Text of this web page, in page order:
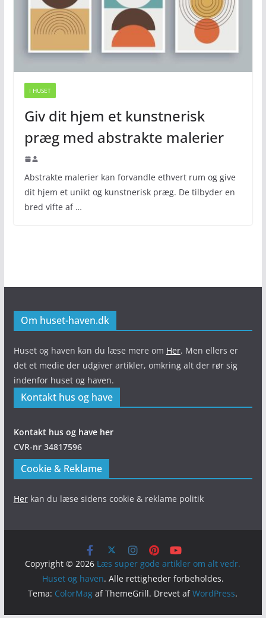
I HUSET
Giv dit hjem et kunstnerisk
præg med abstrakte malerier
Abstrakte malerier kan forvandle ethvert rum og give
dit hjem et unikt og kunstnerisk præg. De tilbyder en
bred vifte af …
Om huset-haven.dk
Huset og haven kan du læse mere om Her. Men ellers er
det et medie der udgiver artikler, omkring alt der rør sig
indenfor huset og haven.
Kontakt hus og have
Kontakt hus og have her
CVR-nr 34817596
Cookie & Reklame
Herkan du læse sidens cookie & reklame politik
Copyright © 2026 Læs super gode artikler om alt vedr.
Huset og haven. Alle rettigheder forbeholdes.
Tema: ColorMag af ThemeGrill. Drevet afWordPress.